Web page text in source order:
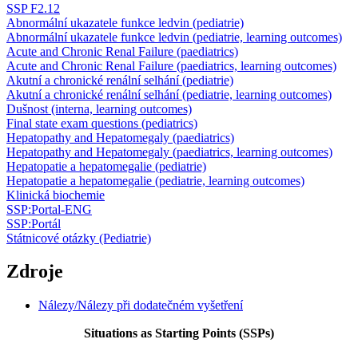
SSP F2.12
Abnormální ukazatele funkce ledvin (pediatrie)
Abnormální ukazatele funkce ledvin (pediatrie, learning outcomes)
Acute and Chronic Renal Failure (paediatrics)
Acute and Chronic Renal Failure (paediatrics, learning outcomes)
Akutní a chronické renální selhání (pediatrie)
Akutní a chronické renální selhání (pediatrie, learning outcomes)
Dušnost (interna, learning outcomes)
Final state exam questions (pediatrics)
Hepatopathy and Hepatomegaly (paediatrics)
Hepatopathy and Hepatomegaly (paediatrics, learning outcomes)
Hepatopatie a hepatomegalie (pediatrie)
Hepatopatie a hepatomegalie (pediatrie, learning outcomes)
Klinická biochemie
SSP:Portal-ENG
SSP:Portál
Státnicové otázky (Pediatrie)
Zdroje
Nálezy/Nálezy při dodatečném vyšetření
Situations as Starting Points (SSPs)